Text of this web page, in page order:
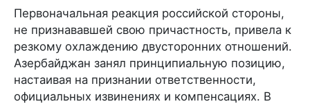
Первоначальная реакция российской стороны,
не признававшей свою причастность, привела к
резкому охлаждению двусторонних отношений.
Азербайджан занял принципиальную позицию,
настаивая на признании ответственности,
официальных извинениях и компенсациях. В